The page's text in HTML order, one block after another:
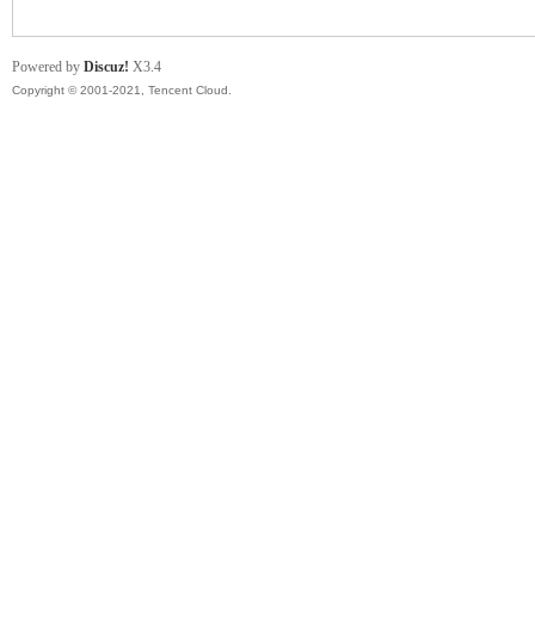
遊
Powered by Discuz! X3.4
Copyright © 2001-2021, Tencent Cloud.